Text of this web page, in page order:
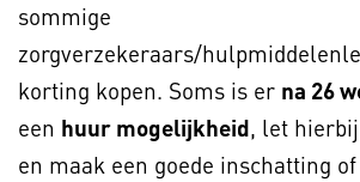
sommige
zorgverzekeraars/
korting kopen. Soms is er na 26
een huur mogelijkheid, let
en maak een goede inschatting